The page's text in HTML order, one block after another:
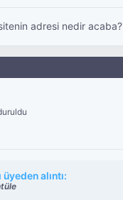
adresi nedir acaba?
alıntı: